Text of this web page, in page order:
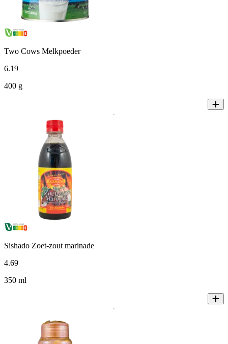
Two Cows Melkpoeder
6.19
400 g
Sishado Zoet-zout marinade
4.69
350 ml